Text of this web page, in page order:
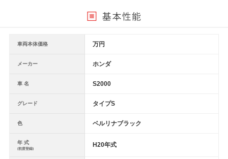
車両本体価格 万円
メーカー ホンダ
車 名 S2000
グレード タイプS
色 ベルリナブラック
年 式
(初度登録)
H20年式